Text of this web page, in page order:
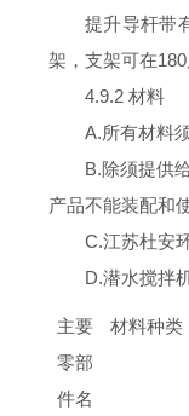
提升导杆带
架，支架可在180
4.9.2 材料
A.所有材料
B.除须提供
产品不能装配和
C.江苏杜安
D.潜水搅拌
主要
零部
件名
材料种类